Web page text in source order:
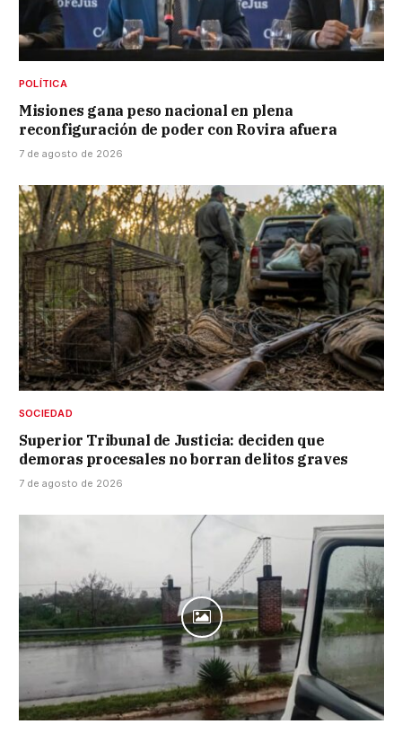
POLÍTICA
Misiones gana peso nacional en plena
reconfiguración de poder con Rovira afuera
7 de agosto de 2026
SOCIEDAD
Superior Tribunal de Justicia: deciden que
demoras procesales no borran delitos graves
7 de agosto de 2026